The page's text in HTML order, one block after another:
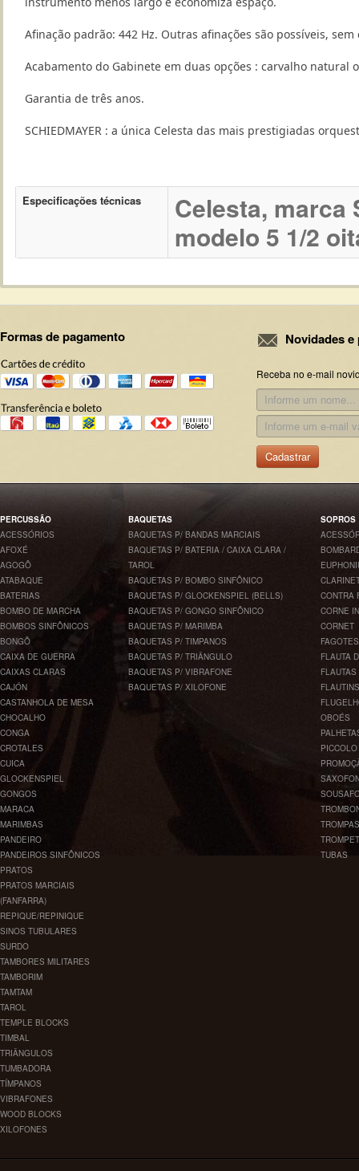
Afinação padrão: 442 Hz. Outras afinações são possíveis, sem
Acabamento do Gabinete em duas opções : carvalho natural
Garantia de três anos.
SCHIEDMAYER : a única Celesta das mais prestigiadas
Especificações técnicas
Celesta, marca
modelo 5 1/2
Formas de pagamento Novidades
Receba no e-mail
Cadastrar
PERCUSSÃO
ACESSÓRIOS
AFOXÉ
AGOGÔ
ATABAQUE
BATERIAS
BOMBO DE MARCHA
BOMBOS SINFÔNICOS
BONGÔ
CAIXA DE GUERRA
CAIXAS CLARAS
CAJÓN
CASTANHOLA DE MESA
CHOCALHO
CONGA
CROTALES
CUICA
GLOCKENSPIEL
GONGOS
MARACA
MARIMBAS
PANDEIRO
PANDEIROS SINFÔNICOS
PRATOS
PRATOS MARCIAIS
(FANFARRA)
REPIQUE/REPINIQUE
SINOS TUBULARES
SURDO
TAMBORES MILITARES
TAMBORIM
TAMTAM
TAROL
TEMPLE BLOCKS
TIMBAL
TRIÂNGULOS
TUMBADORA
TÍMPANOS
VIBRAFONES
WOOD BLOCKS
XILOFONES
BAQUETAS
BAQUETAS P/ BANDAS MARCIAIS
BAQUETAS P/ BATERIA / CAIXA CLARA /
TAROL
BAQUETAS P/ BOMBO SINFÔNICO
BAQUETAS P/ GLOCKENSPIEL (BELLS)
BAQUETAS P/ GONGO SINFÔNICO
BAQUETAS P/ MARIMBA
BAQUETAS P/ TIMPANOS
BAQUETAS P/ TRIÂNGULO
BAQUETAS P/ VIBRAFONE
BAQUETAS P/ XILOFONE
SOPROS
CONTRA
CORNE
CORNET
FAGOTES
FLAUTA
FLAUTAS
FLAUTINS
OBOÉS
TROMPAS
TUBAS